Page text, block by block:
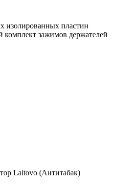
изолированных пластин
комплект зажимов держателей
Laitovo (Антитабак)